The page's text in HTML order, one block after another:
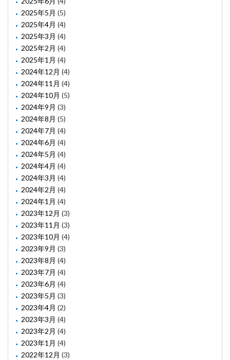
2025年5月 (5)
2025年4月 (4)
2025年3月 (4)
2025年2月 (4)
2025年1月 (4)
2024年12月 (4)
2024年11月 (4)
2024年10月 (5)
2024年9月 (3)
2024年8月 (5)
2024年7月 (4)
2024年6月 (4)
2024年5月 (4)
2024年4月 (4)
2024年3月 (4)
2024年2月 (4)
2024年1月 (4)
2023年12月 (3)
2023年11月 (3)
2023年10月 (4)
2023年9月 (3)
2023年8月 (4)
2023年7月 (4)
2023年6月 (4)
2023年5月 (3)
2023年4月 (2)
2023年3月 (4)
2023年2月 (4)
2023年1月 (4)
2022年12月 (3)